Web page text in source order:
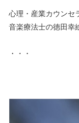
心理・産業カウンセ
音楽療法士の徳田幸
・・・